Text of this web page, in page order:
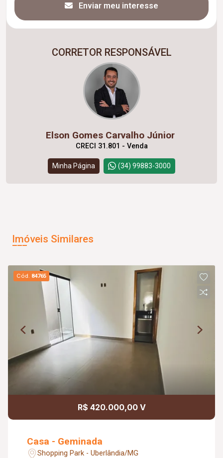
Enviar meu interesse
CORRETOR RESPONSÁVEL
Elson Gomes Carvalho Júnior
CRECI 31.801 - Venda
Minha Página (34) 99883-3000
Imóveis Similares
Cód. 84765
R$ 420.000,00 V
Casa - Geminada
Shopping Park - Uberlândia/MG